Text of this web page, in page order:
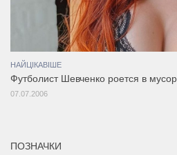
НАЙЦІКАВІШЕ
Футболист Шевченко роется в
07.07.2006
ПОЗНАЧКИ